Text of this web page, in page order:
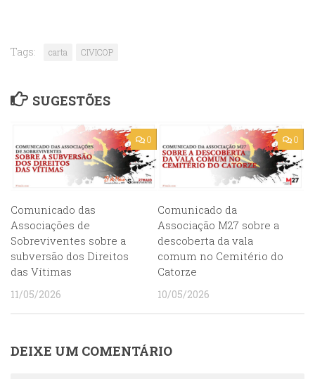
Tags: carta CIVICOP
SUGESTÕES
0
Comunicado das
Associações de
Sobreviventes sobre a
subversão dos Direitos
das Vítimas
11/05/2026
0
Comunicado da
Associação M27 sobre a
descoberta da vala
comum no Cemitério do
Catorze
10/05/2026
DEIXE UM COMENTÁRIO